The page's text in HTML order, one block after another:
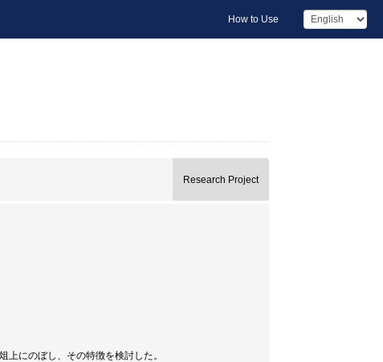
How to Use
Research Project
にのぼし、その特徴を検討した。